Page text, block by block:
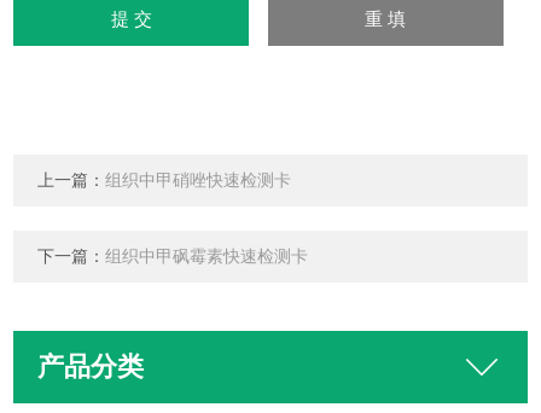
上一篇：组织中甲硝唑快速检测卡
下一篇：组织中甲砜霉素快速检测卡
产品分类